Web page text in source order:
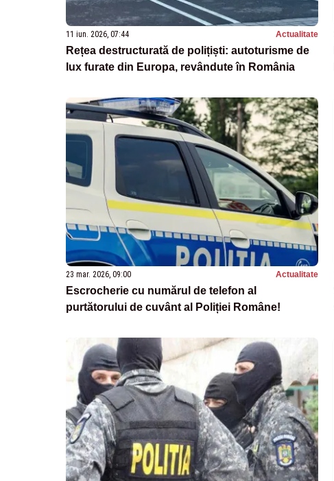
11 iun. 2026, 07:44 Actualitate
Rețea destructurată de polițiști: autoturisme de
lux furate din Europa, revândute în România
23 mar. 2026, 09:00 Actualitate
Escrocherie cu numărul de telefon al
purtătorului de cuvânt al Poliției Române!